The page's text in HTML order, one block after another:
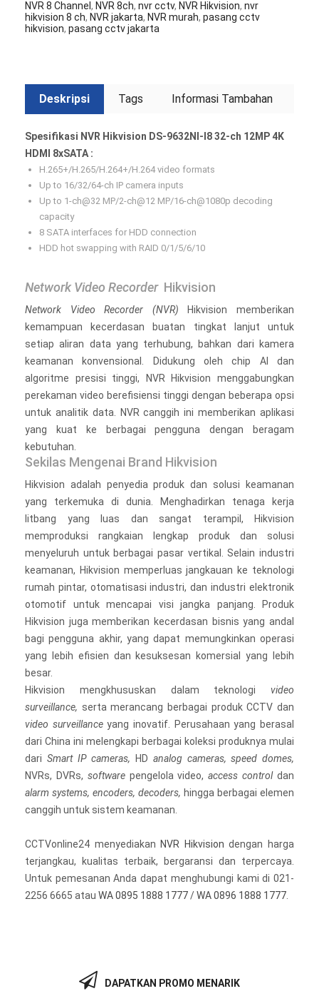
NVR 8 Channel , NVR 8ch, nvr cctv, NVR Hikvision, nvr
hikvision 8 ch, NVR jakarta, NVR murah, pasang cctv
hikvision, pasang cctv jakarta
Deskripsi Tags Informasi Tambahan
Spesifikasi NVR Hikvision DS-9632NI-I8 32-ch 12MP 4K
HDMI 8xSATA :
H.265+/H.265/H.264+/H.264 video formats
Up to 16/32/64-ch IP camera inputs
Up to 1-ch@32 MP/2-ch@12 MP/16-ch@1080p decoding
capacity
8 SATA interfaces for HDD connection
HDD hot swapping with RAID 0/1/5/6/10
Network Video RecorderHikvision
Network Video Recorder (NVR) Hikvision memberikan
kemampuan kecerdasan buatan tingkat lanjut untuk
setiap aliran data yang terhubung, bahkan dari kamera
keamanan konvensional. Didukung oleh chip AI dan
algoritme presisi tinggi, NVR Hikvision menggabungkan
perekaman video berefisiensi tinggi dengan beberapa opsi
untuk analitik data. NVR canggih ini memberikan aplikasi
yang kuat ke berbagai pengguna dengan beragam
kebutuhan.
Sekilas Mengenai Brand Hikvision
Hikvision adalah penyedia produk dan solusi keamanan
yang terkemuka di dunia. Menghadirkan tenaga kerja
litbang yang luas dan sangat terampil, Hikvision
memproduksi rangkaian lengkap produk dan solusi
menyeluruh untuk berbagai pasar vertikal. Selain industri
keamanan, Hikvision memperluas jangkauan ke teknologi
rumah pintar, otomatisasi industri, dan industri elektronik
otomotif untuk mencapai visi jangka panjang. Produk
Hikvision juga memberikan kecerdasan bisnis yang andal
bagi pengguna akhir, yang dapat memungkinkan operasi
yang lebih efisien dan kesuksesan komersial yang lebih
besar.
Hikvision mengkhususkan dalam teknologi video
surveillance, serta merancang berbagai produk CCTV dan
video surveillanceyang inovatif. Perusahaan yang berasal
dari China ini melengkapi berbagai koleksi produknya mulai
dari Smart IP cameras, HD analog cameras, speed domes,
NVRs, DVRs, softwarepengelola video,access controldan
alarm systems, encoders, decoders, hingga berbagai elemen
canggih untuk sistem keamanan.
CCTVonline24 menyediakan NVR Hikvision dengan harga
terjangkau, kualitas terbaik, bergaransi dan terpercaya.
Untuk pemesanan Anda dapat menghubungi kami di 021-
2256 6665 atau WA 0895 1888 1777/WA 0896 1888 1777
DAPATKAN PROMO MENARIK